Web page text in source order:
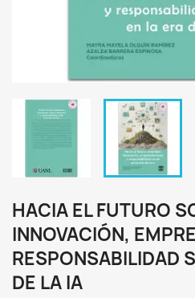
HACIA EL FUTURO
INNOVACIÓN,
RESPONSABILIDAD
DE LA IA